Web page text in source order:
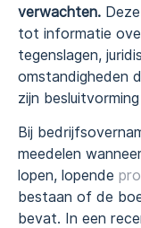
verwachten.
tot informatie
tegenslagen,
omstandigheden
zijn
Bij
meedelen
lopen, lopende
bestaan of de
bevat. In een